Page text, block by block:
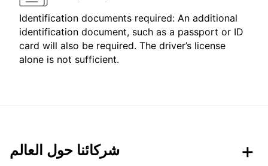
Identification documents required: An additional
identification document, such as a passport or ID
card will also be required. The driver’s license
alone is not sufficient.
شركائنا حول العالم